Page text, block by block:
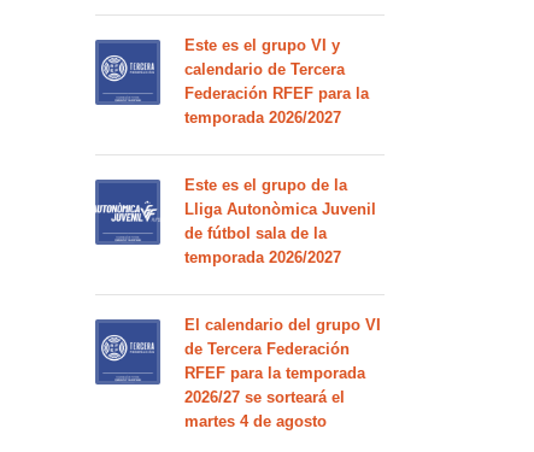
Este es el grupo VI y
calendario de Tercera
Federación RFEF para la
temporada 2026/2027
Este es el grupo de la
Lliga Autonòmica Juvenil
de fútbol sala de la
temporada 2026/2027
El calendario del grupo VI
de Tercera Federación
RFEF para la temporada
2026/27 se sorteará el
martes 4 de agosto